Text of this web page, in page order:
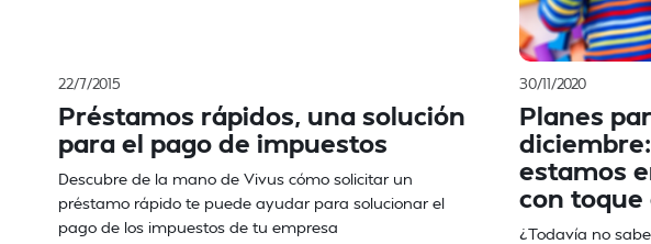
22/7/2015
Préstamos rápidos, una solución
para el pago de impuestos
Descubre de la mano de Vivus cómo solicitar un
préstamo rápido te puede ayudar para solucionar el
pago de los impuestos de tu empresa
30/11/2020
Planes
estamos
con toque
¿Todavía no